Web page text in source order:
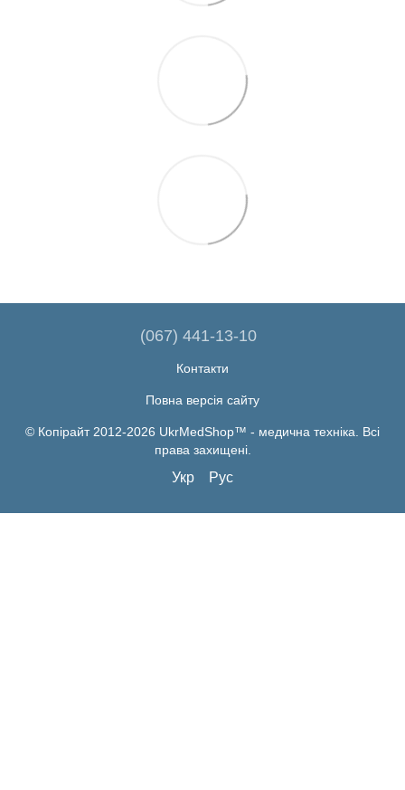
(067) 441-13-10
Контакти
Повна версія сайту
© Копірайт 2012-2026 UkrMedShop™ - медична техніка. Всі
права захищені.
Укр Рус